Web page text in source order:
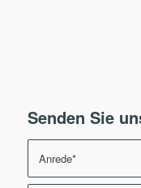
Senden Sie